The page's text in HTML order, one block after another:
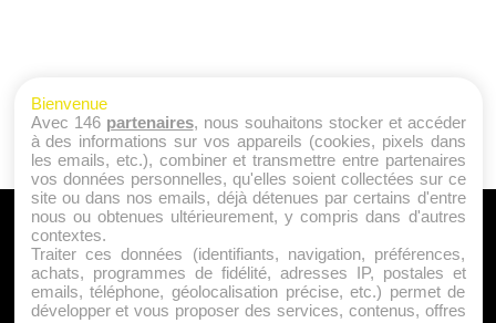
A PROPOS
Qui sommes nous ?
Mentions Légales
Bienvenue
Avec 146 partenaires, nous souhaitons stocker et accéder
à des informations sur vos appareils (cookies, pixels dans
les emails, etc.), combiner et transmettre entre partenaires
vos données personnelles, qu'elles soient collectées sur ce
site ou dans nos emails, déjà détenues par certains d'entre
nous ou obtenues ultérieurement, y compris dans d'autres
contextes.
Traiter ces données (identifiants, navigation, préférences,
achats, programmes de fidélité, adresses IP, postales et
emails, téléphone, géolocalisation précise, etc.) permet de
développer et vous proposer des services, contenus, offres